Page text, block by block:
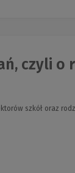
czyli o
szkół oraz